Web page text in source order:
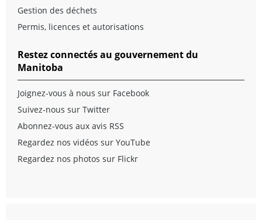
Gestion des déchets
Permis, licences et autorisations
Restez connectés au gouvernement du
Manitoba
Joignez-vous à nous sur Facebook
Suivez-nous sur Twitter
Abonnez-vous aux avis RSS
Regardez nos vidéos sur YouTube
Regardez nos photos sur Flickr